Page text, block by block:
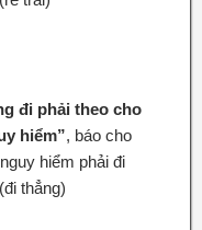
đi phải theo cho
hiểm”, báo cho
hiểm phải đi
thẳng)